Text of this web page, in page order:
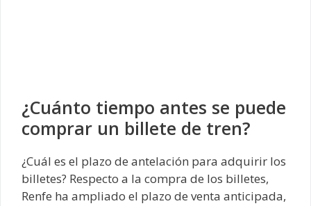
¿Cuánto tiempo antes se puede
comprar un billete de tren?
¿Cuál es el plazo de antelación para adquirir los
billetes? Respecto a la compra de los billetes,
Renfe ha ampliado el plazo de venta anticipada,